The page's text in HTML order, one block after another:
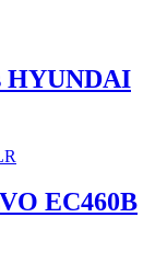
HYUNDAI
EC460B